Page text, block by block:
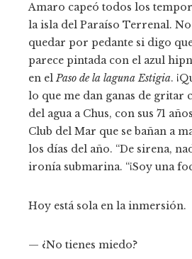
Amaro capeó todos los
la isla del Paraíso Terrenal.
quedar por pedante si digo
parece pintada con el azul
en elPaso de la laguna Estigia.
lo que me dan ganas de gritar
del agua a Chus, con sus 71
Club del Mar que se bañan a
los días del año. “De sirena,
ironía submarina. “¡Soy una
Hoy está sola en la inmersión.
— ¿No tienes miedo?